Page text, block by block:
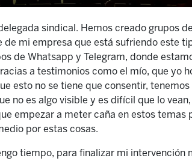
sindical. Hemos creado grupos
de mi empresa que está sufriendo este
de Whatsapp y Telegram, donde
a testimonios como el mío, que yo
esto no se tiene que consentir,
no es algo visible y es difícil que lo
empezar a meter caña en estos temas
por estas cosas.
tiempo, para finalizar mi intervención